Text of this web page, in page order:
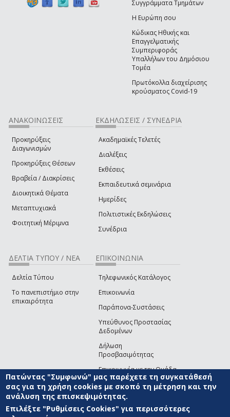
Συγγράμματα Τμημάτων
Η Ευρώπη σου
Κώδικας Ηθικής και
Επαγγελματικής
Συμπεριφοράς
Υπαλλήλων του Δημόσιου
Τομέα
Πρωτόκολλα διαχείρισης
κρούσματος Covid-19
ΑΝΑΚΟΙΝΩΣΕΙΣ
Προκηρύξεις
Διαγωνισμών
Προκηρύξεις Θέσεων
Βραβεία / Διακρίσεις
Διοικητικά Θέματα
Μεταπτυχιακά
Φοιτητική Μέριμνα
ΕΚΔΗΛΩΣΕΙΣ / ΣΥΝΕΔΡΙΑ
Ακαδημαϊκές Τελετές
Διαλέξεις
Εκθέσεις
Εκπαιδευτικά σεμινάρια
Ημερίδες
Πολιτιστικές Εκδηλώσεις
Συνέδρια
ΔΕΛΤΙΑ ΤΥΠΟΥ / ΝΕΑ
Δελτία Τύπου
Το πανεπιστήμιο στην
επικαιρότητα
ΕΠΙΚΟΙΝΩΝΙΑ
Τηλεφωνικός Κατάλογος
Επικοινωνία
Παράπονα-Συστάσεις
Υπεύθυνος Προστασίας
Δεδομένων
Δήλωση
Προσβασιμότητας
Επικοινωνία με την Ομάδα
Ανάπτυξης του site(link sends e-mail)
© ΠΑΝΕΠΙΣΤΗΜΙΟ ΑΙΓΑΙΟΥ ΟΡΟΙ ΧΡΗΣΗΣ
ΑΝΑΠΤΥΞΗΣ
Πατώντας "Συμφωνώ" μας παρέχετε τη συγκατάθεσή
σας για τη χρήση cookies με σκοπό τη μέτρηση και την
ανάλυση της επισκεψιμότητας.
Επιλέξτε "Ρυθμίσεις Cookies" για περισσότερες